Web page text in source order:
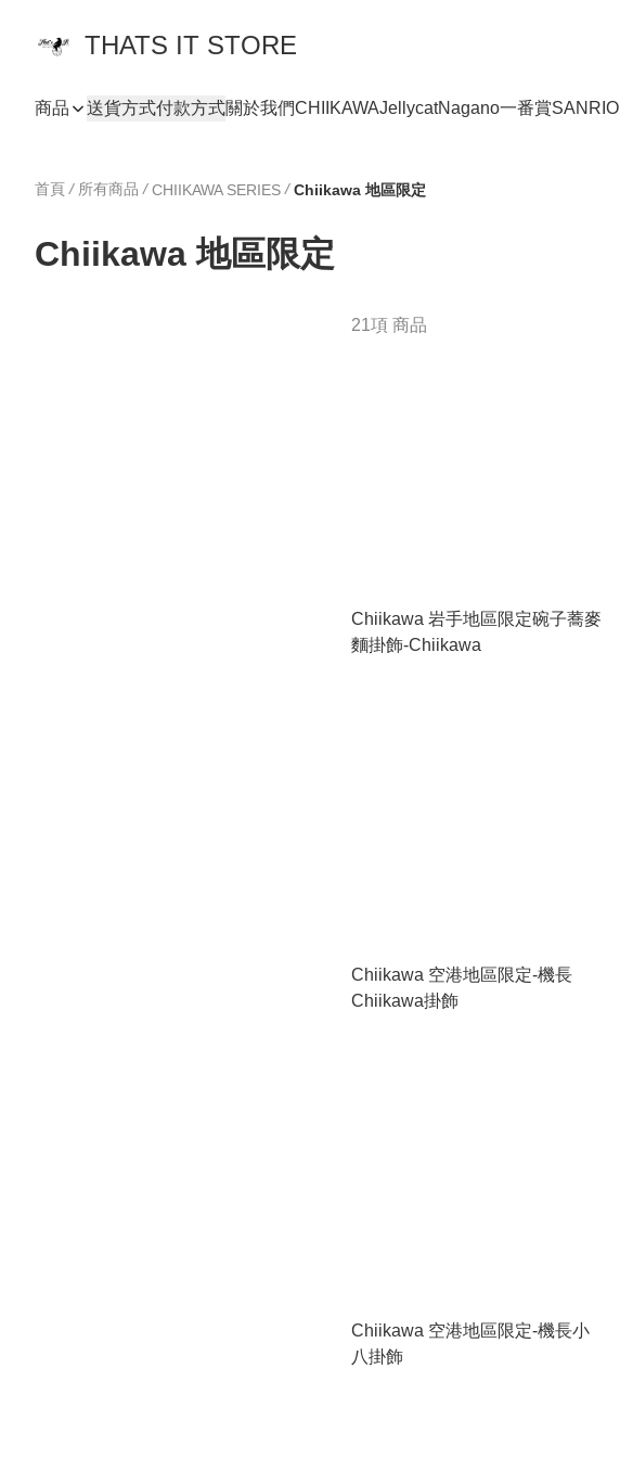
THATS IT STORE
商品 送貨方式付款方式關於我們CHIIKAWAJellycatNagano一番賞SANRIO
首頁 / 所有商品 / CHIIKAWA SERIES / Chiikawa 地區限定
Chiikawa 地區限定
21項 商品
Chiikawa 岩手地區限定碗子蕎麥
麵掛飾-Chiikawa
Chiikawa 空港地區限定-機長
Chiikawa掛飾
Chiikawa 空港地區限定-機長小
八掛飾